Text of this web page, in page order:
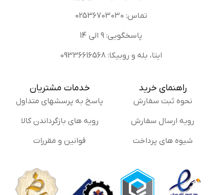
تماس: 02536703030
پاسخگویی: 9 الی 14
ایتا، بله و روبیکا: 09336616568
راهنمای خرید
نحوه ثبت سفارش
رویه ارسال سفارش
شیوه های پرداخت
خدمات مشتریان
پاسخ به پرسشهای متداول
رویه های بازگرداندن کالا
قوانین و مقررات